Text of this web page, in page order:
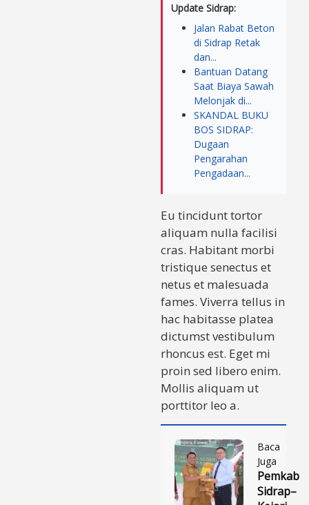
Update Sidrap:
Jalan Rabat Beton
di Sidrap Retak
dan...
Bantuan Datang
Saat Biaya Sawah
Melonjak di...
SKANDAL BUKU
BOS SIDRAP:
Dugaan
Pengarahan
Pengadaan...
Eu tincidunt tortor
aliquam nulla facilisi
cras. Habitant morbi
tristique senectus et
netus et malesuada
fames. Viverra tellus in
hac habitasse platea
dictumst vestibulum
rhoncus est. Eget mi
proin sed libero enim.
Mollis aliquam ut
porttitor leo a.
Baca
Juga
Pemkab
Sidrap–